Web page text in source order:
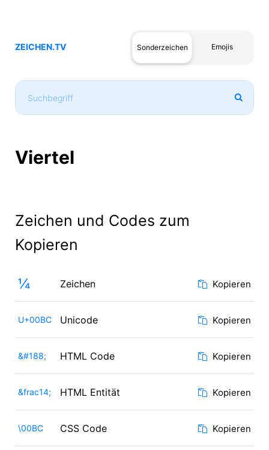
ZEICHEN.TV Sonderzeichen Emojis
Viertel
Zeichen und Codes zum
Kopieren
¼ Zeichen Kopieren
U+00BC Unicode Kopieren
&#188; HTML Code Kopieren
&frac14; HTML Entität Kopieren
\00BC CSS Code Kopieren